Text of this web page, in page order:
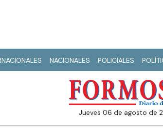
NACIONALES POLICIALES
jueves 06 de agosto de